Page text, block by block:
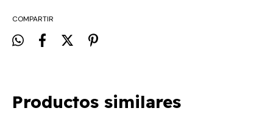
COMPARTIR
Productos similares